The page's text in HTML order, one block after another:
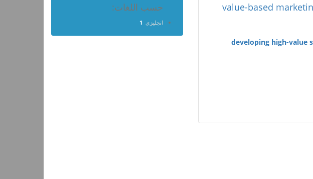
value-based
developing high-value
حسب اللغات:
انجليزي 1